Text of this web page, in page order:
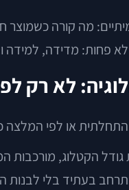
מה קורה כשמוצר
פחות: מדידה, למידה
לא רק
או לפי
גודל הקטלוג,
בעתיד בלי לבנות